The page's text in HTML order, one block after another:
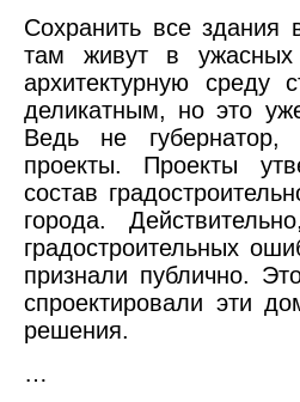
Сохранить все здания
там живут в
архитектурную среду
деликатным, но это
Ведь не губернатор,
проекты. Проекты
состав
города.
градостроительных
признали публично.
спроектировали эти
решения.
…